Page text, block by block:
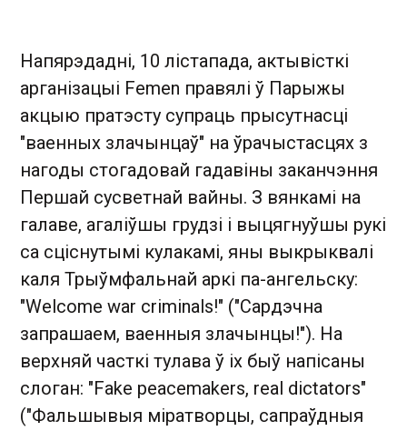
Напярэдадні, 10 лістапада, актывісткі
арганізацыі Femen правялі ў Парыжы
акцыю пратэсту супраць прысутнасці
"ваенных злачынцаў" на ўрачыстасцях з
нагоды стогадовай гадавіны заканчэння
Першай сусветнай вайны. З вянкамі на
галаве, агаліўшы грудзі і выцягнуўшы рукі
са сціснутымі кулакамі, яны выкрыквалі
каля Трыўмфальнай аркі па-ангельску:
"Welcome war criminals!" ("Сардэчна
запрашаем, ваенныя злачынцы!"). На
верхняй часткі тулава ў іх быў напісаны
слоган: "Fake peacemakers, real dictators"
("Фальшывыя міратворцы, сапраўдныя